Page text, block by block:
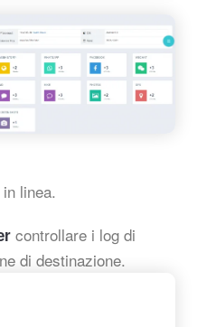
linea.
controllare i log di
di destinazione.